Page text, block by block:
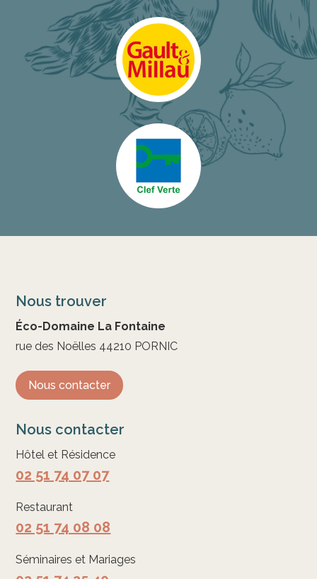
Nous trouver
Éco-Domaine La Fontaine
rue des Noëlles 44210 PORNIC
Nous contacter
Nous contacter
Hôtel et Résidence
02 51 74 07 07
Restaurant
02 51 74 08 08
Séminaires et Mariages